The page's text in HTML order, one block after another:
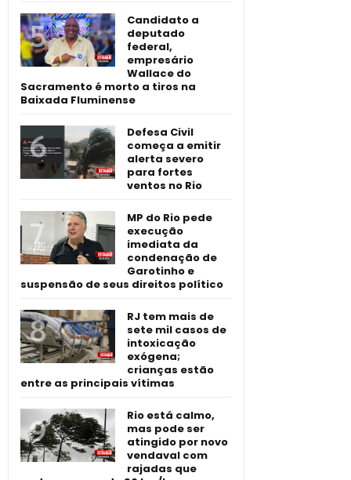
Candidato a
deputado
federal,
empresário
Wallace do
Sacramento é morto a tiros na
Baixada Fluminense
Defesa Civil
começa a emitir
alerta severo
para fortes
ventos no Rio
MP do Rio pede
execução
imediata da
condenação de
Garotinho e
suspensão de seus direitos político
RJ tem mais de
sete mil casos de
intoxicação
exógena;
crianças estão
entre as principais vítimas
Rio está calmo,
mas pode ser
atingido por novo
vendaval com
rajadas que